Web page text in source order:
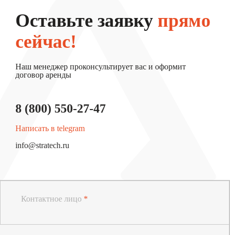
Оставьте заявку прямо
сейчас!
Наш менеджер проконсультирует вас и оформит
договор аренды
8 (800) 550-27-47
Написать в telegram
info@stratech.ru
Контактное лицо *